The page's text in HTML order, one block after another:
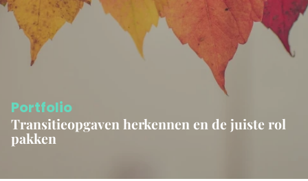
Portfolio
Transitieopgaven herkennen en de juiste rol
pakken